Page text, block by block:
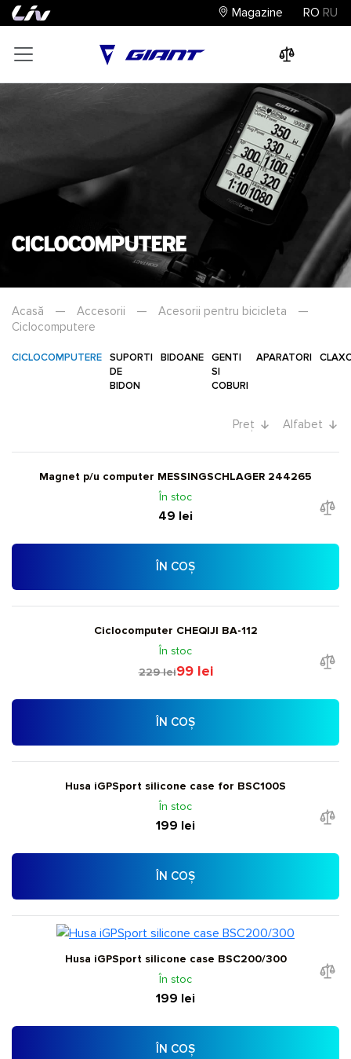
Magazine RO RU
Ciclocomputere
Acasă — Accesorii — Acesorii pentru bicicleta
—
Ciclocomputere
CICLOCOMPUTERE
SUPORTI
DE
BIDON
BIDOANE
GENTI
SI
COBURI
APARATORI
Preț Alfabet
Magnet p/u computer MESSINGSCHLAGER 244265
În stoc
49 lei
ÎN COȘ
Ciclocomputer CHEQIJI BA-112
În stoc
229 lei99 lei
ÎN COȘ
Husa iGPSport silicone case for BSC100S
În stoc
199 lei
ÎN COȘ
Husa iGPSport silicone case BSC200/300
În stoc
199 lei
ÎN COȘ